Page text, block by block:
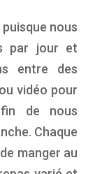
nous
par jour et
entre des
vidéo pour
de nous
Chaque
manger au